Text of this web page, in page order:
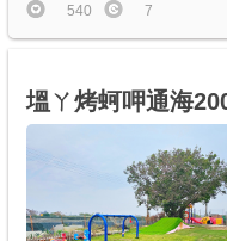
540 7
塭ㄚ烤蚵呷通海